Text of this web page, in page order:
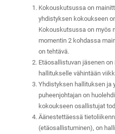
Kokouskutsussa on
yhdistyksen kokoukseen
Kokouskutsussa on myös
momentin 2 kohdassa
on tehtävä.
Etäosallistuvan jäsenen
hallitukselle vähintään
Yhdistyksen hallituksen ja
puheenjohtajan on
kokoukseen osallistujat
Äänestettäessä
(etäosallistuminen), on